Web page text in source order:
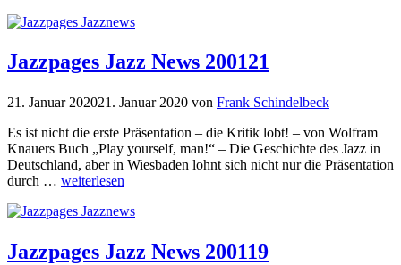
Jazzpages Jazz News 200121
21. Januar 202021. Januar 2020 von Frank Schindelbeck
Es ist nicht die erste Präsentation – die Kritik lobt! – von Wolfram
Knauers Buch „Play yourself, man!“ – Die Geschichte des Jazz in
Deutschland, aber in Wiesbaden lohnt sich nicht nur die Präsentation
durch … weiterlesen
Jazzpages Jazz News 200119